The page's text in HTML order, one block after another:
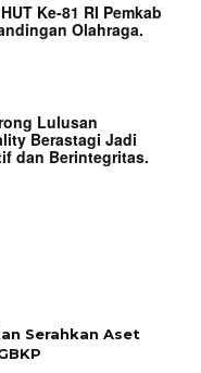
Ke-81 RI Pemkab
Olahraga.
Lulusan
Berastagi Jadi
dan Berintegritas.
Serahkan Aset